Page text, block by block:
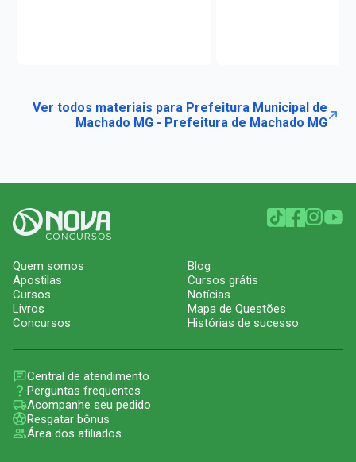
Ver todos materiais para Prefeitura Municipal de
Machado MG - Prefeitura de Machado MG
Quem somos
Apostilas
Cursos
Livros
Concursos
Blog
Cursos grátis
Notícias
Mapa de Questões
Histórias de sucesso
Central de atendimento
Perguntas frequentes
Acompanhe seu pedido
Resgatar bônus
Área dos afiliados